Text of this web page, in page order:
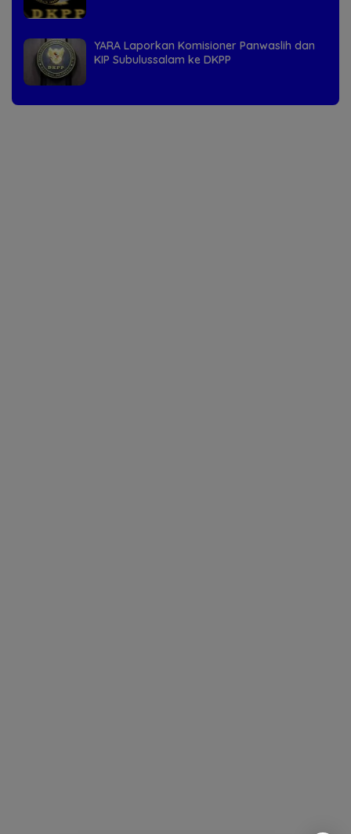
YARA Laporkan Komisioner Panwaslih dan
KIP Subulussalam ke DKPP